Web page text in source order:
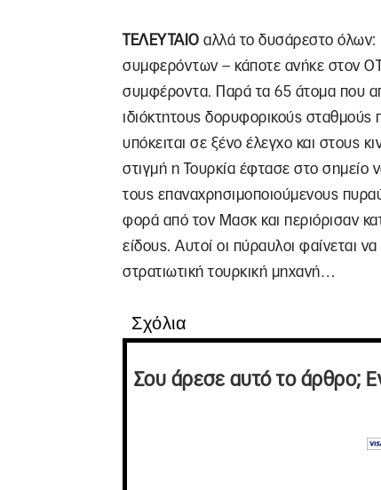
ΤΕΛΕΥΤΑΙΟ αλλά το δυσάρεστο όλων:
συμφερόντων – κάποτε ανήκε στον
συμφέροντα. Παρά τα 65 άτομα που
ιδιόκτητους δορυφορικούς σταθμούς
υπόκειται σε ξένο έλεγχο και στους
στιγμή η Τουρκία έφτασε στο σημείο
τους επαναχρησιμοποιούμενους
φορά από τον Μασκ και περιόρισαν
είδους. Αυτοί οι πύραυλοι φαίνεται
στρατιωτική τουρκική μηχανή…
Σχόλια
Σου άρεσε αυτό το άρθρο;